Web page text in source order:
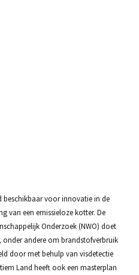
beschikbaar voor innovatie in de
van een emissieloze kotter. De
Onderzoek (NWO) doet
andere om brandstofverbruik
door met behulp van visdetectie
Land heeft ook een masterplan